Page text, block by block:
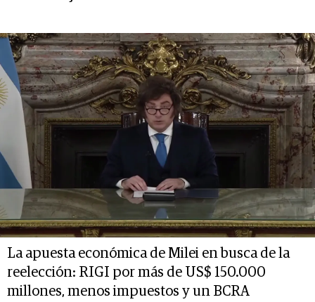
La apuesta económica de Milei en busca de la
reelección: RIGI por más de US$ 150.000
millones, menos impuestos y un BCRA